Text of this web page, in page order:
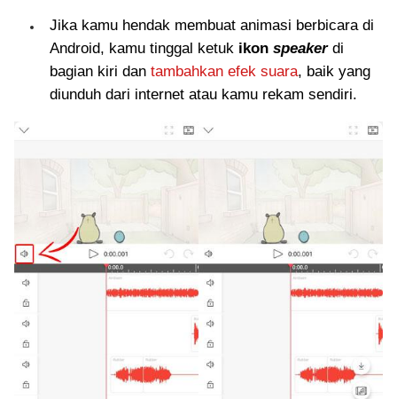
Jika kamu hendak membuat animasi berbicara di
Android, kamu tinggal ketuk ikon speakerdi
bagian kiri dan tambahkan efek suara, baik yang
diunduh dari internet atau kamu rekam sendiri.